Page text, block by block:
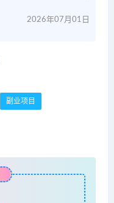
2026年07月01日
副业项目